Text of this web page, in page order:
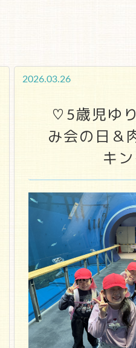
2026.03.26
♡5歳児ゆ
み会の日＆
キ